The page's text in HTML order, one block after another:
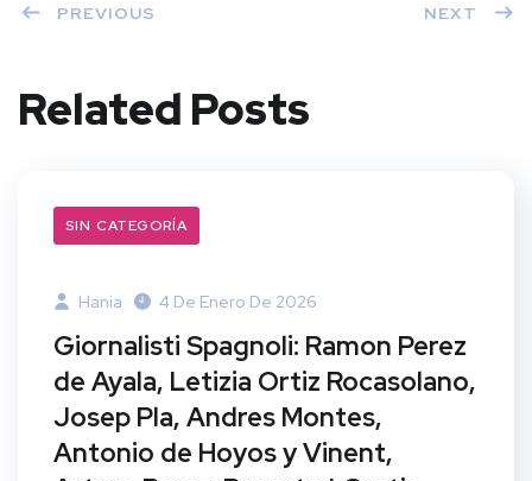
PREVIOUS NEXT
Related Posts
SIN CATEGORÍA
Hania 4 De Enero De 2026
Giornalisti Spagnoli: Ramon Perez
de Ayala, Letizia Ortiz Rocasolano,
Josep Pla, Andres Montes,
Antonio de Hoyos y Vinent,